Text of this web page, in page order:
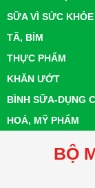
SỮA VÌ SỨC KHỎE
TÃ, BỈM
THỰC PHẨM
KHĂN ƯỚT
BÌNH SỮA-DỤNG
HOÁ, MỸ PHẨM
BỘ